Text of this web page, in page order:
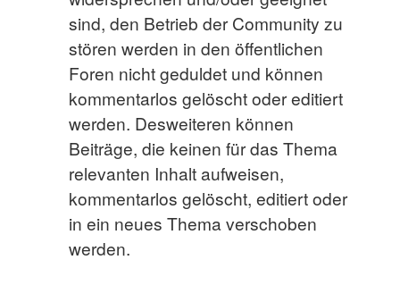
sind, den Betrieb der Community zu
stören werden in den öffentlichen
Foren nicht geduldet und können
kommentarlos gelöscht oder editiert
werden. Desweiteren können
Beiträge, die keinen für das Thema
relevanten Inhalt aufweisen,
kommentarlos gelöscht, editiert oder
in ein neues Thema verschoben
werden.